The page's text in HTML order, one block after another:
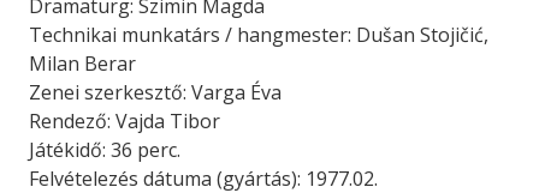
Dramaturg: Szimin Magda
Technikai munkatárs / hangmester: Dušan Stojičić,
Milan Berar
Zenei szerkesztő: Varga Éva
Rendező: Vajda Tibor
Játékidő: 36 perc.
Felvételezés dátuma (gyártás): 1977.02.